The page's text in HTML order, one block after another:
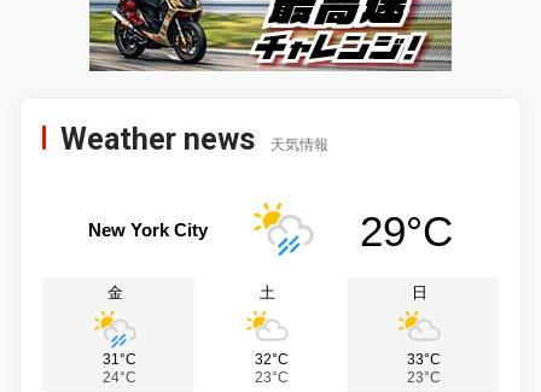
Weather news 天気情報
New York City 29°C
金
31°C
24°C
土
32°C
23°C
日
33°C
23°C